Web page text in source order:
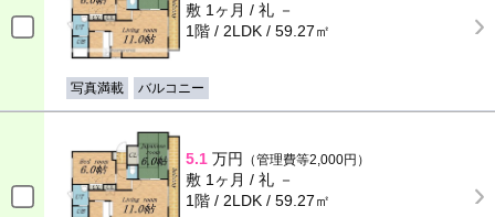
敷 1ヶ月 / 礼 －
1階 / 2LDK / 59.27㎡
写真満載 バルコニー
5.1 万円 （管理費等2,000円）
敷 1ヶ月 / 礼 －
1階 / 2LDK / 59.27㎡